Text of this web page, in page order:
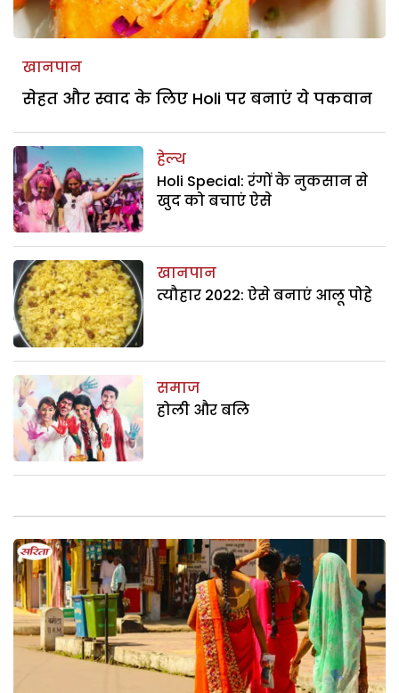
खानपान
सेहत और स्वाद के लिए Holi पर बनाएं ये पकवान
हेल्थ
Holi Special: रंगों के नुकसान से
खुद को बचाएं ऐसे
खानपान
त्यौहार 2022: ऐसे बनाएं आलू पोहे
समाज
होली और बलि